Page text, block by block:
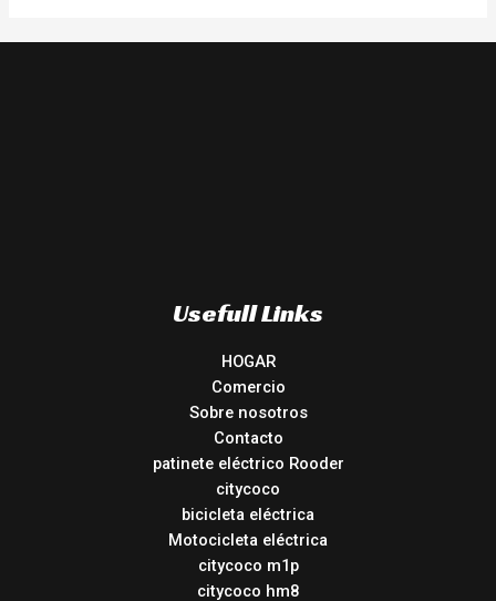
Usefull Links
HOGAR
Comercio
Sobre nosotros
Contacto
patinete eléctrico Rooder
citycoco
bicicleta eléctrica
Motocicleta eléctrica
citycoco m1p
citycoco hm8